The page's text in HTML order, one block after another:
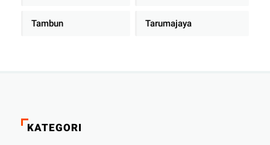
Tambun Tarumajaya
KATEGORI